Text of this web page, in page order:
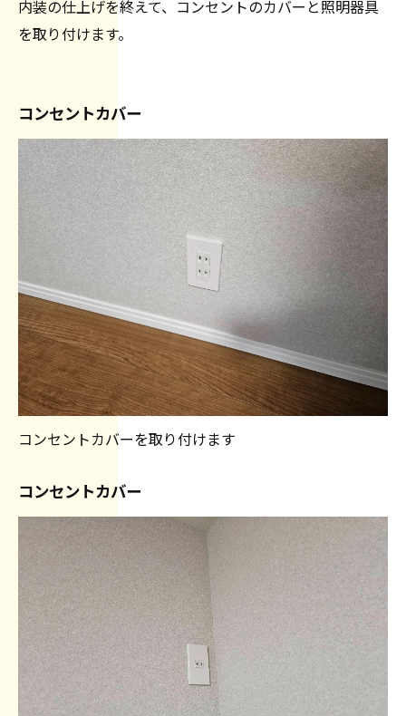
内装の仕上げを終えて、コンセントのカバーと照明器具
を取り付けます。
コンセントカバー
コンセントカバーを取り付けます
コンセントカバー